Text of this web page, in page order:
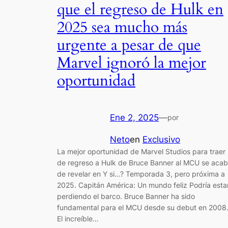
que el regreso de Hulk en
2025 sea mucho más
urgente a pesar de que
Marvel ignoró la mejor
oportunidad
Ene 2, 2025—por
Netoen Exclusivo
La mejor oportunidad de Marvel Studios para traer
de regreso a Hulk de Bruce Banner al MCU se
de revelar en Y si…? Temporada 3, pero próxima a
2025. Capitán América: Un mundo feliz Podría
perdiendo el barco. Bruce Banner ha sido
fundamental para el MCU desde su debut en 2008.
El increíble…